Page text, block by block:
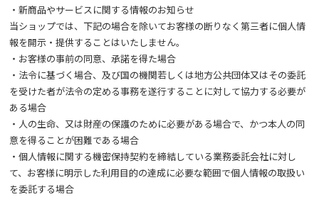
・新商品やサービスに関する情報のお知らせ
当ショップでは、下記の場合を除いてお客様の断りなく第三者に個人情
報を開示・提供することはいたしません。
・お客様の事前の同意、承諾を得た場合
・法令に基づく場合、及び国の機関若しくは地方公共団体又はその委託
を受けた者が法令の定める事務を遂行することに対して協力する必要が
ある場合
・人の生命、又は財産の保護のために必要がある場合で、かつ本人の同
意を得ることが困難である場合
・個人情報に関する機密保持契約を締結している業務委託会社に対し
て、お客様に明示した利用目的の達成に必要な範囲で個人情報の取扱い
を委託する場合